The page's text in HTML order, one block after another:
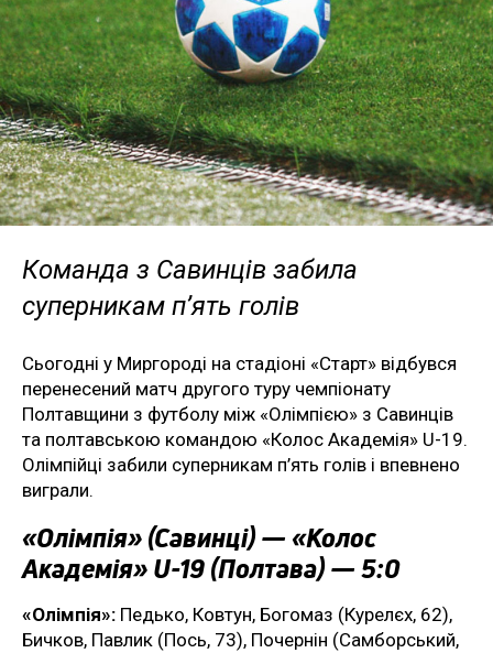
Команда з Савинців забила
суперникам п’ять голів
Сьогодні у Миргороді на стадіоні «Старт» відбувся
перенесений матч другого туру чемпіонату
Полтавщини з футболу між «Олімпією» з Савинців
та полтавською командою «Колос Академія» U-19.
Олімпійці забили суперникам п’ять голів і впевнено
виграли.
«Олімпія» (Савинці) — «Колос
Академія» U-19 (Полтава) — 5:0
«Олімпія»: Педько, Ковтун, Богомаз (Курелєх, 62),
Бичков, Павлик (Пось, 73), Почернін (Самборський,